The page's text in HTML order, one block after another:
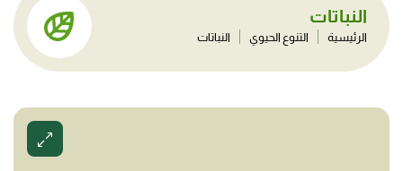
النباتات
الرئيسية التنوع الحيوي النباتات